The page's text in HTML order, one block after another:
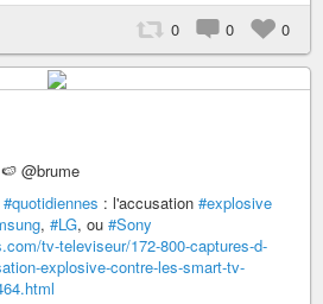
0 0 0
@brume
#quotidiennes : l'accusation #explosive
, #LG, ou #Sony
tv-televiseur/172-800-captures-d-
explosive-contre-les-smart-tv-